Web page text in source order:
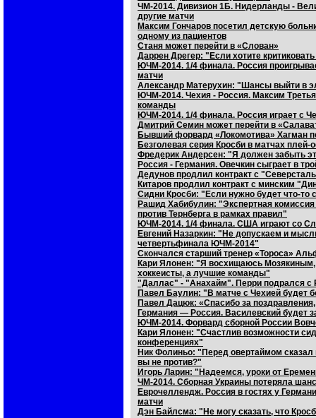
ЧМ-2014. Дивизион 1Б. Нидерланды -
другие матчи
Максим Гончаров посетил детскую
одному из пациентов
Станя может перейти в «Слован»
Даррен Дрегер: "Если хотите
ЮЧМ-2014. 1/4 финала. Россия
матчи
Александр Матерухин: "Шансы выйти в
ЮЧМ-2014. Чехия - Россия. Максим
команды
ЮЧМ-2014. 1/4 финала. Россия играет с
Дмитрий Семин может перейти в
Бывший форвард «Локомотива» Хагман
Безголевая серия Кросби в матчах
Фредерик Андерсен: "Я должен забыть
Россия - Германия. Овечкин сыграет в
Дедунов продлил контракт с
Китаров продлил контракт с минским
Сидни Кросби: "Если нужно будет что-то
Рашид Хабибулин: "Экспертная
против Тернберга в рамках правил"
ЮЧМ-2014. 1/4 финала. США играют со
Евгений Назаркин: "Не допускаем и
четвертьфинала ЮЧМ-2014"
Скончался старший тренер «Тороса»
Кари Ялонен: "Я восхищаюсь
хоккеисты, а лучшие команды"
"Даллас" - "Анахайм". Перри подрался с
Павел Баулин: "В матче с Чехией будет
Павел Дацюк: «Спасибо за
Германия — Россия. Василевский будет
ЮЧМ-2014. Форвард сборной России
Кари Ялонен: "Счастлив возможности
конференциях"
Ник Фолиньо: "Перед овертаймом
вы не против?"
Игорь Ларин: "Надеемся, уроки от
ЧМ-2014. Сборная Украины потеряла
Еврочеллендж. Россия в гостях у
матчи
Дэн Байлсма: "Не могу сказать, что